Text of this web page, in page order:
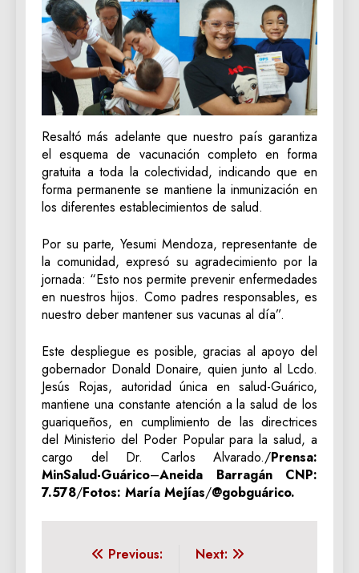
Resaltó más adelante que nuestro país garantiza
el esquema de vacunación completo en forma
gratuita a toda la colectividad, indicando que en
forma permanente se mantiene la inmunización en
los diferentes establecimientos de salud.
Por su parte, Yesumi Mendoza, representante de
la comunidad, expresó su agradecimiento por la
jornada: “Esto nos permite prevenir enfermedades
en nuestros hijos. Como padres responsables, es
nuestro deber mantener sus vacunas al día”.
Este despliegue es posible, gracias al apoyo del
gobernador Donald Donaire, quien junto al Lcdo.
Jesús Rojas, autoridad única en salud-Guárico,
mantiene una constante atención a la salud de los
guariqueños, en cumplimiento de las directrices
del Ministerio del Poder Popular para la salud, a
cargo del Dr. Carlos Alvarado./Prensa:
MinSalud-Guárico–Aneida Barragán CNP:
7.578/Fotos: María Mejías/@gobguárico.
Navegación
Previous:
Next: